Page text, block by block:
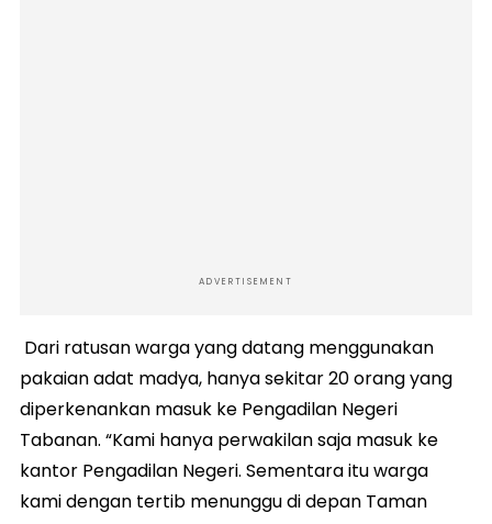
ADVERTISEMENT
Dari ratusan warga yang datang menggunakan
pakaian adat madya, hanya sekitar 20 orang yang
diperkenankan masuk ke Pengadilan Negeri
Tabanan. “Kami hanya perwakilan saja masuk ke
kantor Pengadilan Negeri. Sementara itu warga
kami dengan tertib menunggu di depan Taman